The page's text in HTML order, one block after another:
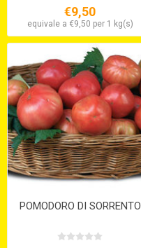
€9,50
equivale a €9,50 per 1 kg(s)
POMODORO DI SORRENTO